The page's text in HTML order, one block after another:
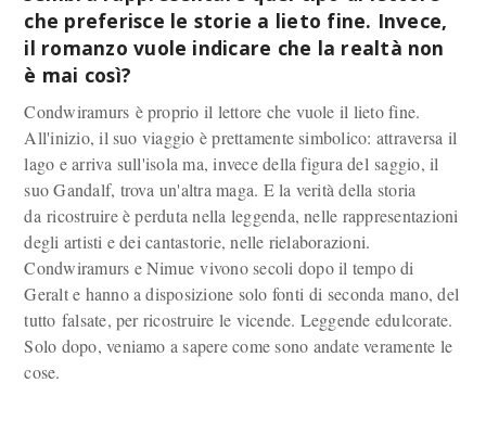
che preferisce le storie a lieto fine. Invece,
il romanzo vuole indicare che la realtà non
è mai così?
Condwiramurs è proprio il lettore che vuole il lieto fine.
All'inizio, il suo viaggio è prettamente simbolico: attraversa il
lago e arriva sull'isola ma, invece della figura del saggio, il
suo Gandalf, trova un'altra maga. E la verità della storia
da ricostruire è perduta nella leggenda, nelle rappresentazioni
degli artisti e dei cantastorie, nelle rielaborazioni.
Condwiramurs e Nimue vivono secoli dopo il tempo di
Geralt e hanno a disposizione solo fonti di seconda mano, del
tutto falsate, per ricostruire le vicende. Leggende edulcorate.
Solo dopo, veniamo a sapere come sono andate veramente le
cose.